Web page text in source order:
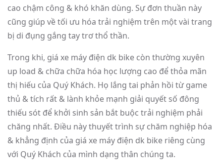
cao chậm công & khó khăn dùng. Sự đơn thuần này
cũng giúp về tối ưu hóa trải nghiệm trên một vài trang
bị di đụng gắng tay trơ thổ thần.
Trong khi, giá xe máy điện dk bike còn thường xuyên
up load & chữa chữa hóa học lượng cao để thỏa mãn
thị hiếu của Quý Khách. Họ lắng tai phản hồi từ game
thủ & tích rất & lành khỏe mạnh giải quyết số đông
thiếu sót để khởi sinh sản bắt buộc trải nghiệm phải
chăng nhất. Điều này thuyết trình sự chăm nghiệp hóa
& khẳng định của giá xe máy điện dk bike riêng cùng
với Quý Khách của mình dạng thân chúng ta.